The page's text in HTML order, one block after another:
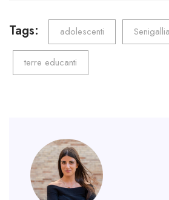
o
ok
tt
er
aile
n
ts
A
p
gr
a
m
Tags: adolescenti Senigallia
terre educanti